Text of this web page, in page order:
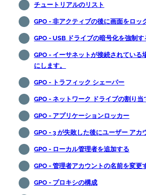
チュートリアルのリスト
GPO - 非アクティブの後に画面をロッ
GPO - USB ドライブの暗号化を強制す
GPO - イーサネットが接続されている
にします。
GPO - トラフィック シェーパー
GPO - ネットワーク ドライブの割り当
GPO - アプリケーションロッカー
GPO - 3 が失敗した後にユーザー アカ
GPO - ローカル管理者を追加する
GPO - 管理者アカウントの名前を変更
GPO - プロキシの構成